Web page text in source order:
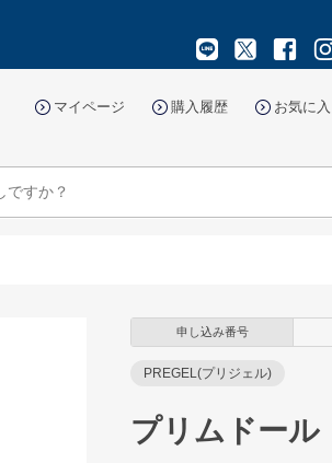
マイページ 購入履歴 お気に
申し込み番号
PREGEL(プリジェル)
プリムドール